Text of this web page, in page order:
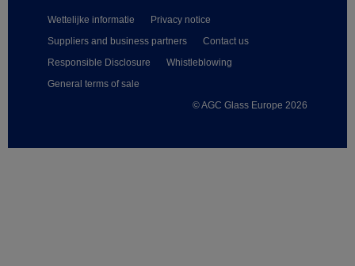
© AGC Glass Europe 2026
Wettelijke informatie
Privacy notice
Suppliers and business partners
Contact us
Responsible Disclosure
Whistleblowing
General terms of sale